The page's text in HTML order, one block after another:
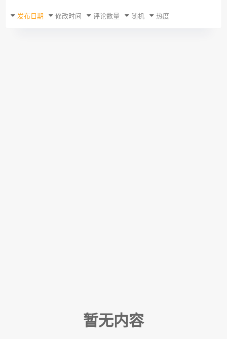
发布日期 修改时间 评论数量 随机 热度
暂无内容